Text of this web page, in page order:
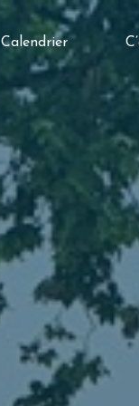
Calendrier